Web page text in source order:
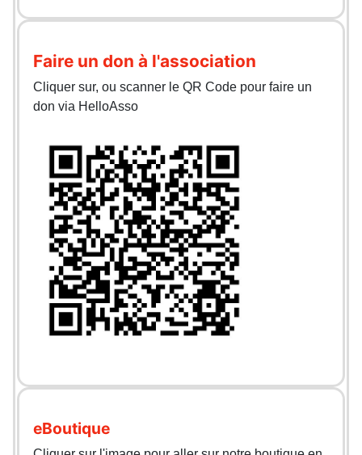
Faire un don à l'association
Cliquer sur, ou scanner le QR Code pour faire un
don via HelloAsso
eBoutique